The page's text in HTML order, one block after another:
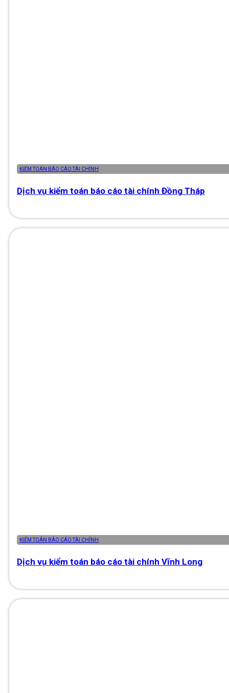
KIỂM TOÁN BÁO CÁO TÀI CHÍNH
Dịch vụ kiểm toán báo cáo tài chính Đồng Tháp
KIỂM TOÁN BÁO CÁO TÀI CHÍNH
Dịch vụ kiểm toán báo cáo tài chính Vĩnh Long